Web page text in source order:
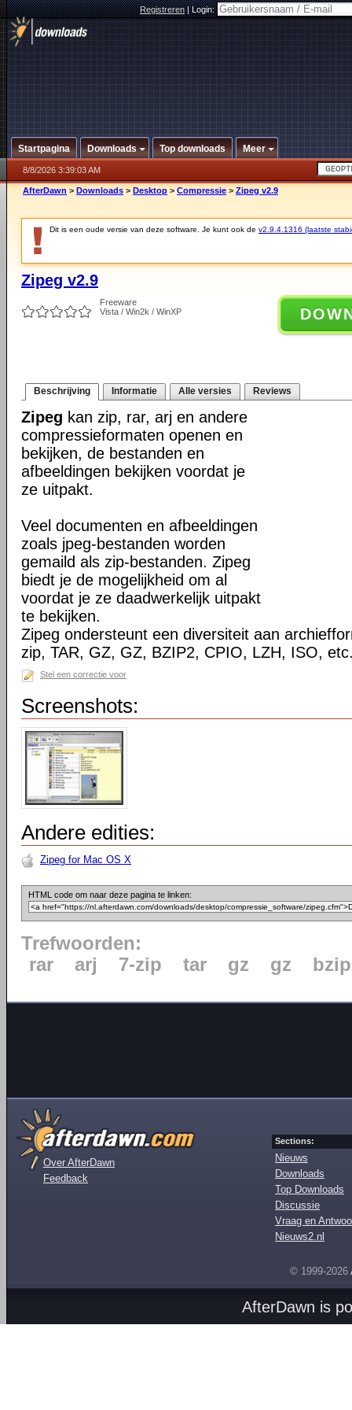
Registreren|Login:
Startpagina Downloads Top downloads Meer
8/8/2026 3:39:03 AM
AfterDawn > Downloads > Desktop > Compressie > Zipeg v2.9
Dit is een oude versie van deze software. Je kunt ook de v2.9.4.1316 (laatste
Zipeg v2.9
Freeware
Vista / Win2k / WinXP
Beschrijving Informatie Alle versies Reviews
Zipeg kan zip, rar, arj en andere
compressieformaten openen en
bekijken, de bestanden en
afbeeldingen bekijken voordat je
ze uitpakt.
Veel documenten en afbeeldingen
zoals jpeg-bestanden worden
gemaild als zip-bestanden. Zipeg
biedt je de mogelijkheid om al
voordat je ze daadwerkelijk uitpakt
te bekijken.
Zipeg ondersteunt een diversiteit aan
zip, TAR, GZ, GZ, BZIP2, CPIO, LZH, ISO,
Stel een correctie voor
Screenshots:
Andere edities:
Zipeg for Mac OS X
HTML code om naar deze pagina te linken:
Trefwoorden:
rar
arj 7-zip tar gz gz
Over AfterDawn
Feedback
Sections:
Nieuws
Downloads
Top Downloads
Discussie
Vraag en
Nieuws2.nl
© 1999-2026
AfterDawn is